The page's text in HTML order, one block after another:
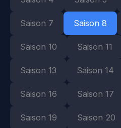
Saison 7 Saison 8
Saison 10 Saison 11
Saison 13 Saison 14
Saison 16 Saison 17
Saison 19 Saison 20